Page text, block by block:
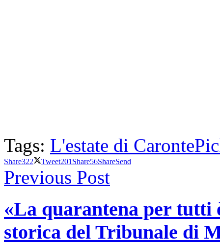
Tags: L'estate di Caronte
Share322 Tweet201 Share56ShareSend
Previous Post
«La quarantena per tutti
storica del Tribunale di